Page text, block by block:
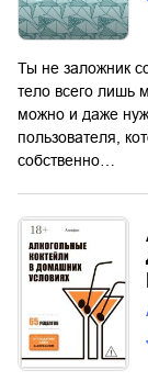
Ты не заложник
тело всего лишь
можно и даже
пользователя,
собственно…